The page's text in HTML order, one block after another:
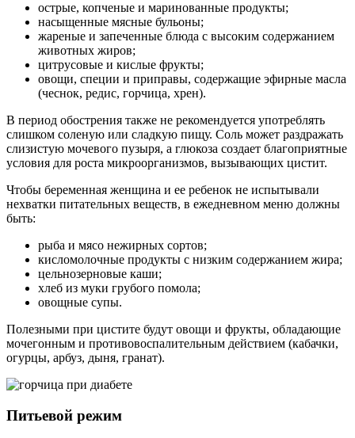
острые, копченые и маринованные продукты;
насыщенные мясные бульоны;
жареные и запеченные блюда с высоким содержанием
животных жиров;
цитрусовые и кислые фрукты;
овощи, специи и приправы, содержащие эфирные масла
(чеснок, редис, горчица, хрен).
В период обострения также не рекомендуется употреблять
слишком соленую или сладкую пищу. Соль может раздражать
слизистую мочевого пузыря, а глюкоза создает благоприятные
условия для роста микроорганизмов, вызывающих цистит.
Чтобы беременная женщина и ее ребенок не испытывали
нехватки питательных веществ, в ежедневном меню должны
быть:
рыба и мясо нежирных сортов;
кисломолочные продукты с низким содержанием жира;
цельнозерновые каши;
хлеб из муки грубого помола;
овощные супы.
Полезными при цистите будут овощи и фрукты, обладающие
мочегонным и противовоспалительным действием (кабачки,
огурцы, арбуз, дыня, гранат).
Питьевой режим